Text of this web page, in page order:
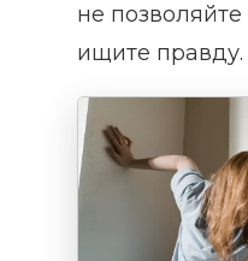
не позволяйте
ищите правду.